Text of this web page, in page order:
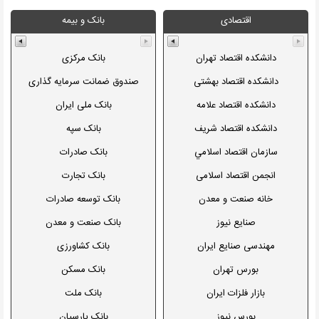
صنعتي شاهرود
منابع طبيعي گرگان
لرستان
ياسوج
کاشان
کردستان
پارک علم و فناوري خراسان
دانشگاه ع.پ اردبيل
دانشگاه ع.پ اروميه
دانشگاه ع.پ تبريز
دانشگاه ع.پ شيراز
دانشگاه ع.پ ياسوج
دانشگاه ع.پ هرمزگان
دانشگاه ع.پ اصفهان
دانشگاه ع.پ اهواز
دانشگاه ع.پ بابل
دانشگاه ع.پ بوشهر
دانشگاه ع.پ بیرجند
دانشگاه ع.پ رفسنجان
دانشگاه ع.پ زنجان
دانشگاه ع.پ سمنان
شهاب مرادی
اقتصادی
دانشکده اقتصاد تهران
دانشکده اقتصاد بهشتی
دانشکده اقتصاد علامه
دانشکده اقتصاد شریف
سازمان اقتصاد اسلامي
انجمن اقتصاد اسلامی
خانه صنعت و معدن
صنایع نیوز
مهندسی صنایع ایران
بورس تهران
بازار فلزات ایران
بانک و بیمه
بانک مرکزی
صندوق ضمانت سرمایه گذاری
تعاون
بانک ملی ایران
بانک سپه
بانک صادرات
بانک تجارت
بانک توسعه صادرات
بانک صنعت و معدن
بانک کشاورزی
بانک مسکن
بانک ملت